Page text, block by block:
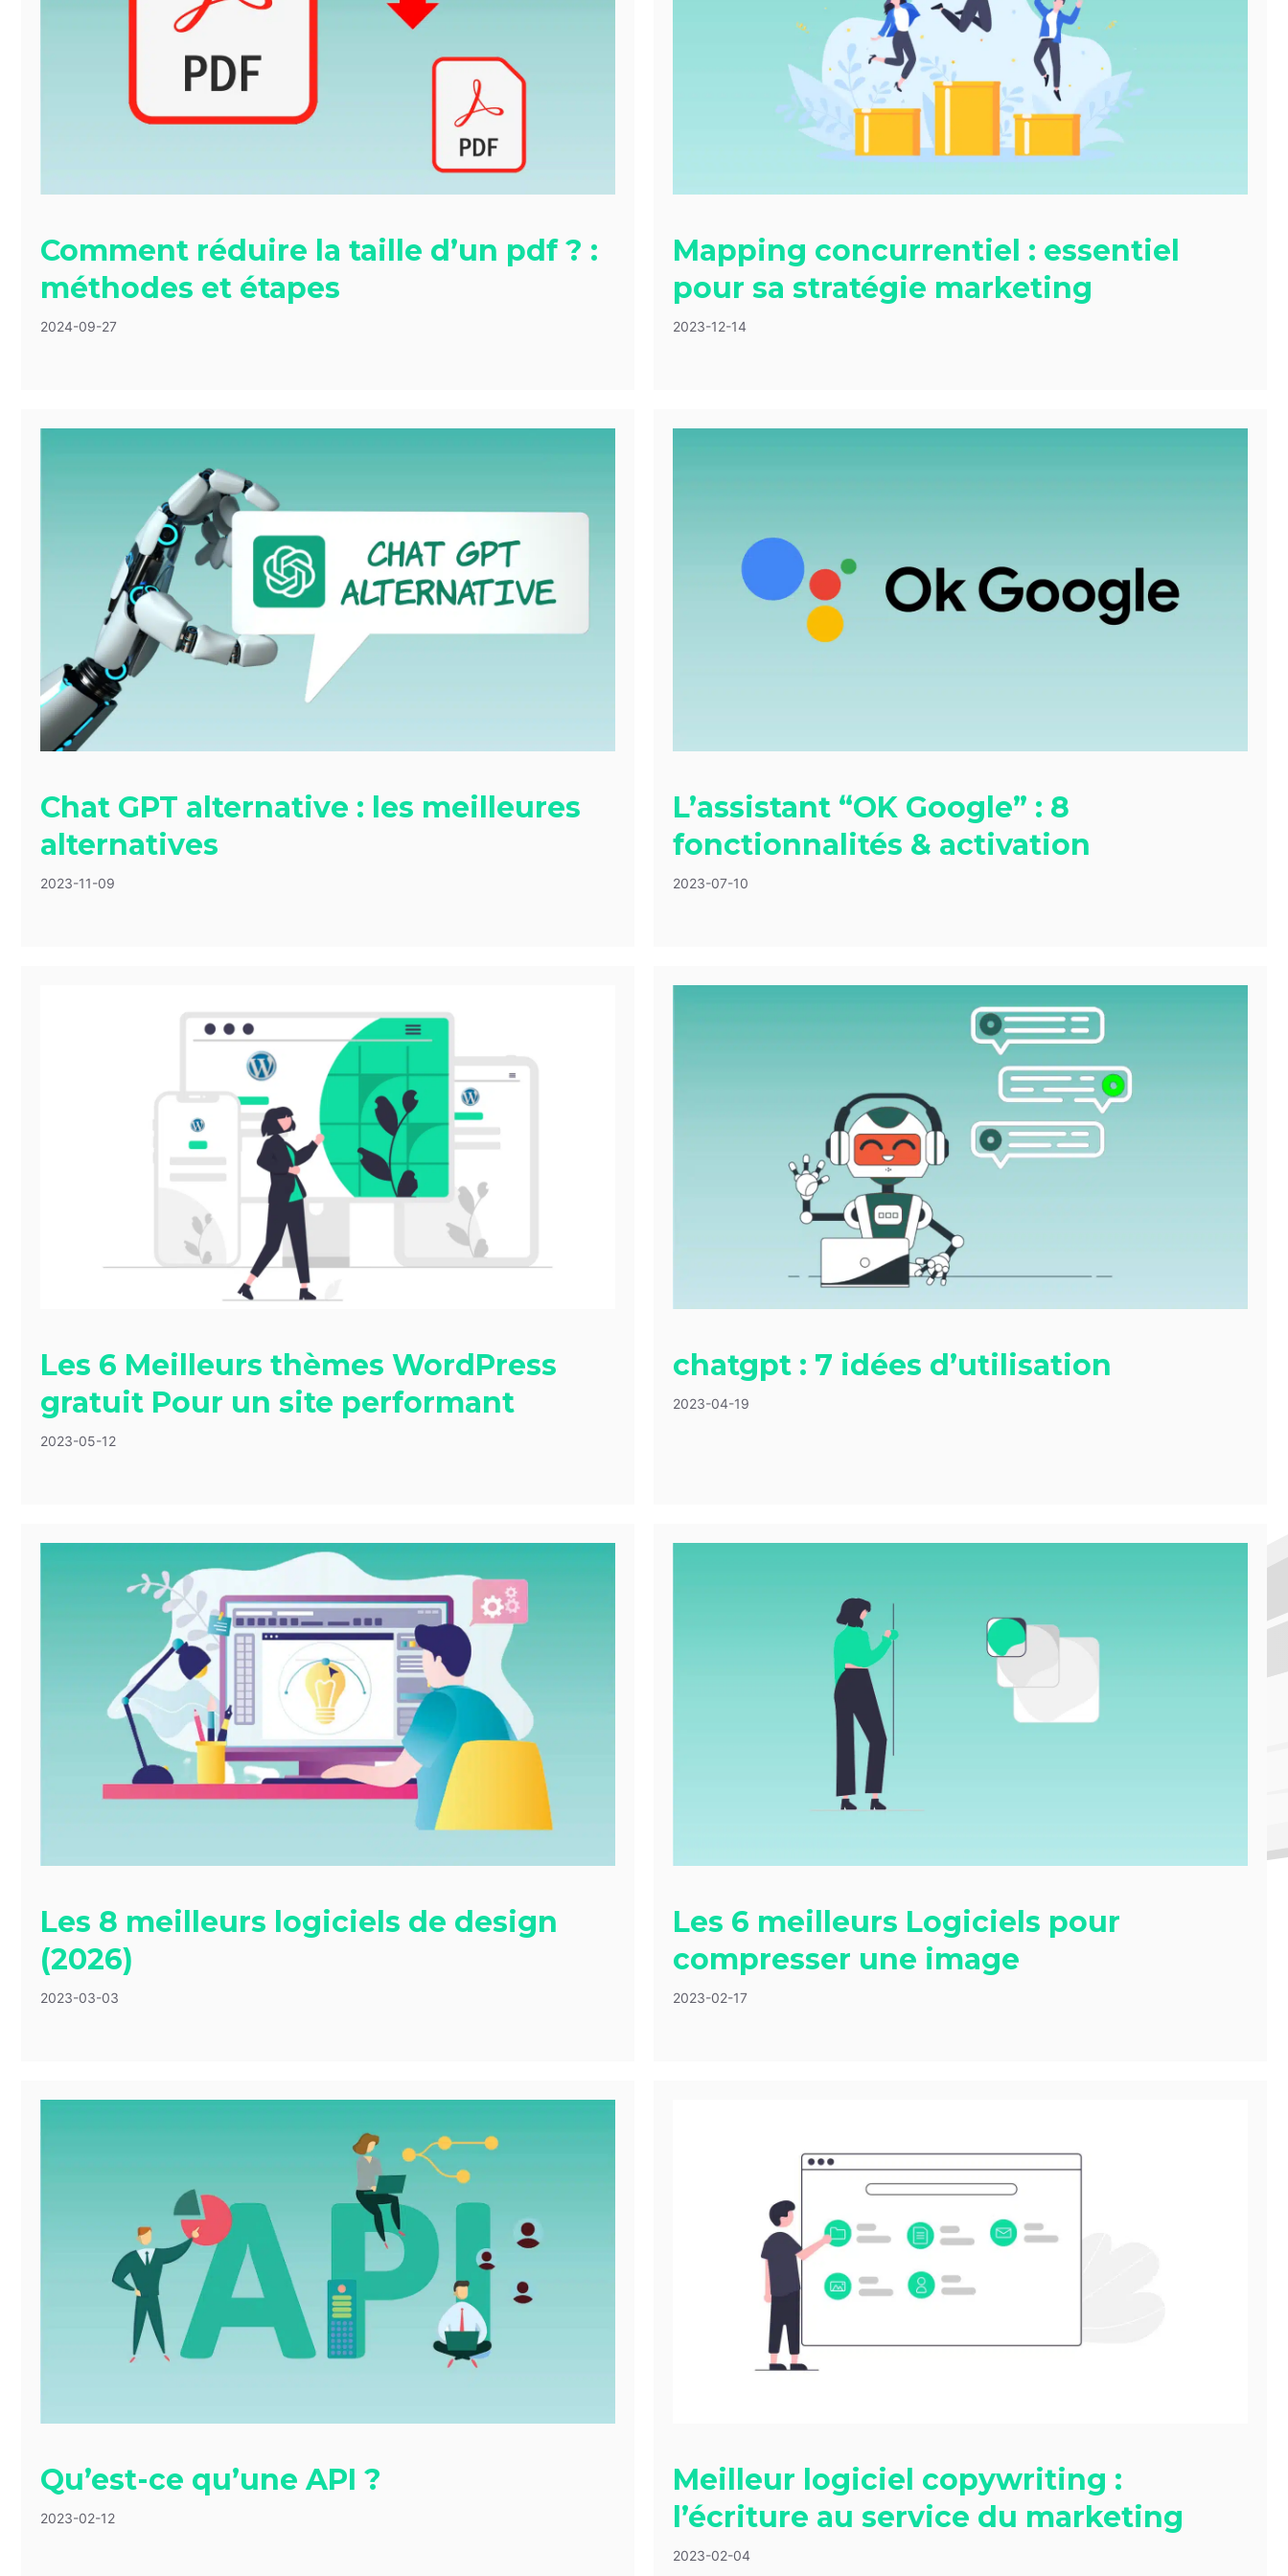
Comment réduire la taille d’un pdf ? :
méthodes et étapes
2024-09-27
Mapping concurrentiel : essentiel
pour sa stratégie marketing
2023-12-14
Chat GPT alternative : les meilleures
alternatives
2023-11-09
L’assistant “OK Google” : 8
fonctionnalités & activation
2023-07-10
Les 6 Meilleurs thèmes WordPress
gratuit Pour un site performant
2023-05-12
chatgpt : 7 idées d’utilisation
2023-04-19
Les 8 meilleurs logiciels de design
(2026)
2023-03-03
Les 6 meilleurs Logiciels pour
compresser une image
2023-02-17
Qu’est-ce qu’une API ?
2023-02-12
Meilleur logiciel copywriting :
l’écriture au service du marketing
2023-02-04